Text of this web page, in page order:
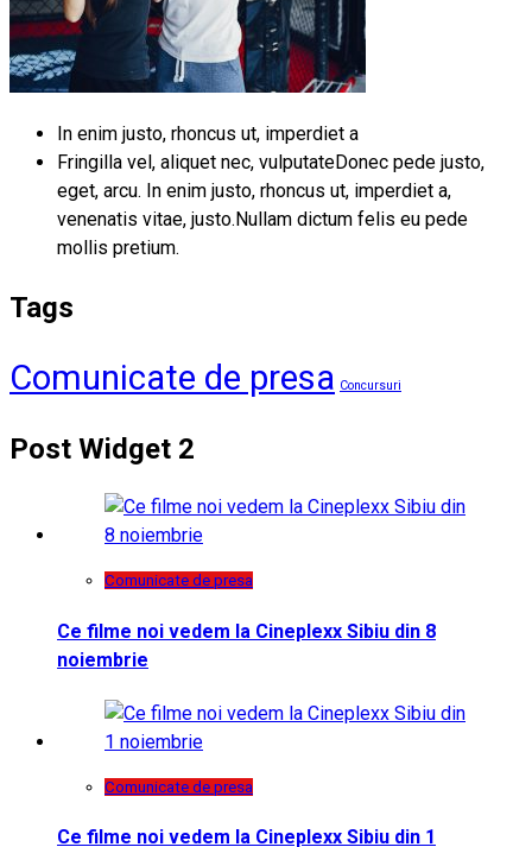
In enim justo, rhoncus ut, imperdiet a
Fringilla vel, aliquet nec, vulputateDonec pede justo,
eget, arcu. In enim justo, rhoncus ut, imperdiet a,
venenatis vitae, justo.Nullam dictum felis eu pede
mollis pretium.
Tags
Comunicate de presa Concursuri
Post Widget 2
Comunicate de presa
Ce filme noi vedem la Cineplexx Sibiu din 8
noiembrie
Comunicate de presa
Ce filme noi vedem la Cineplexx Sibiu din 1